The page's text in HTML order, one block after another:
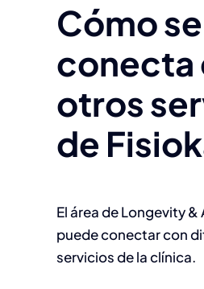
Cómo se
conecta
otros
de
El área de Longevity
puede conectar con
servicios de la clínica.